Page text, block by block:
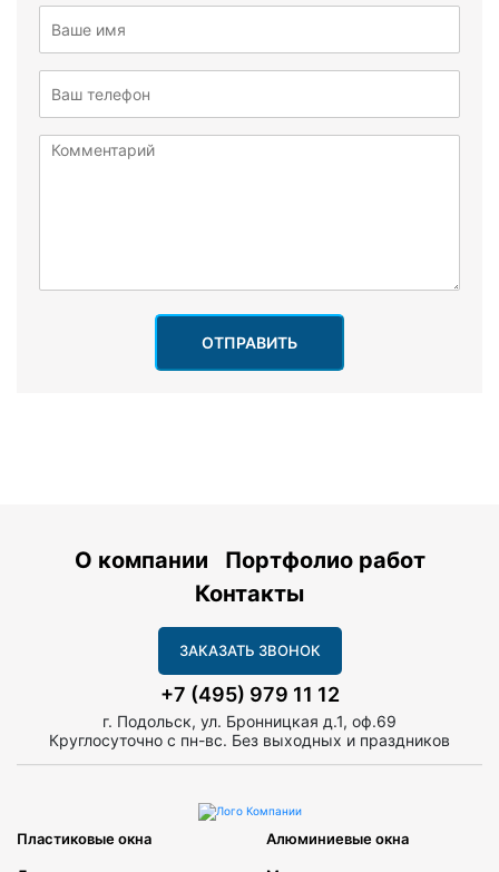
ОТПРАВИТЬ
О компании
Портфолио работ
Контакты
ЗАКАЗАТЬ ЗВОНОК
+7 (495) 979 11 12
г. Подольск, ул. Бронницкая д.1, оф.69
Круглосуточно с пн-вс. Без выходных и праздников
Пластиковые окна Алюминиевые окна